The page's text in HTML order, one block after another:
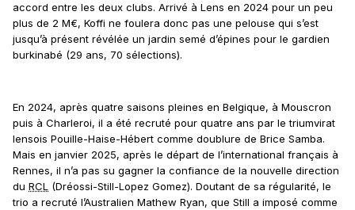
accord entre les deux clubs. Arrivé à Lens en 2024 pour un peu
plus de 2 M€, Koffi ne foulera donc pas une pelouse qui s’est
jusqu’à présent révélée un jardin semé d’épines pour le gardien
burkinabé (29 ans, 70 sélections).
En 2024, après quatre saisons pleines en Belgique, à Mouscron
puis à Charleroi, il a été recruté pour quatre ans par le triumvirat
lensois Pouille-Haise-Hébert comme doublure de Brice Samba.
Mais en janvier 2025, après le départ de l’international français à
Rennes, il n’a pas su gagner la confiance de la nouvelle direction
du RCL (Dréossi-Still-Lopez Gomez). Doutant de sa régularité, le
trio a recruté l’Australien Mathew Ryan, que Still a imposé comme